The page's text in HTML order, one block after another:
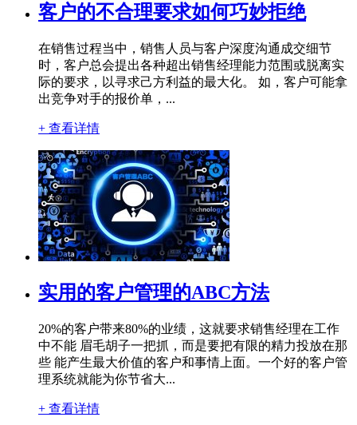
客户的不合理要求如何巧妙拒绝
在销售过程当中，销售人员与客户深度沟通成交细节
时，客户总会提出各种超出销售经理能力范围或脱离实
际的要求，以寻求己方利益的最大化。 如，客户可能拿
出竞争对手的报价单，...
+ 查看详情
实用的客户管理的ABC方法
20%的客户带来80%的业绩，这就要求销售经理在工作
中不能 眉毛胡子一把抓，而是要把有限的精力投放在那
些 能产生最大价值的客户和事情上面。一个好的客户管
理系统就能为你节省大...
+ 查看详情